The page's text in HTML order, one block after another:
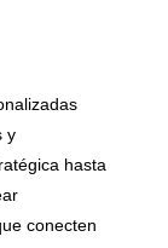
y
hasta
conecten